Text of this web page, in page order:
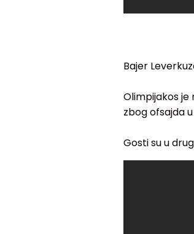
Bajer
Olimpijakos je
zbog ofsajda
Gosti su u